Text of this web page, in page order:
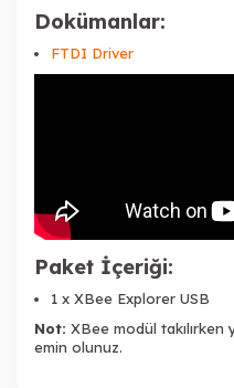
Dokümanlar:
FTDI Driver
Paket İçeriği:
1 x XBee Explorer USB
Not: XBee modül
emin olunuz.